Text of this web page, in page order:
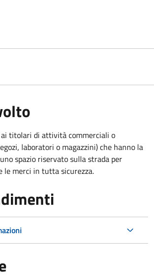
titolari di attività commerciali o
laboratori o magazzini) che hanno la
spazio riservato sulla strada per
le merci in tutta sicurezza.